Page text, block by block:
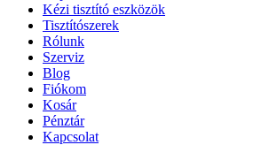
Kézi tisztító eszközök
Tisztítószerek
Rólunk
Szerviz
Blog
Fiókom
Kosár
Pénztár
Kapcsolat